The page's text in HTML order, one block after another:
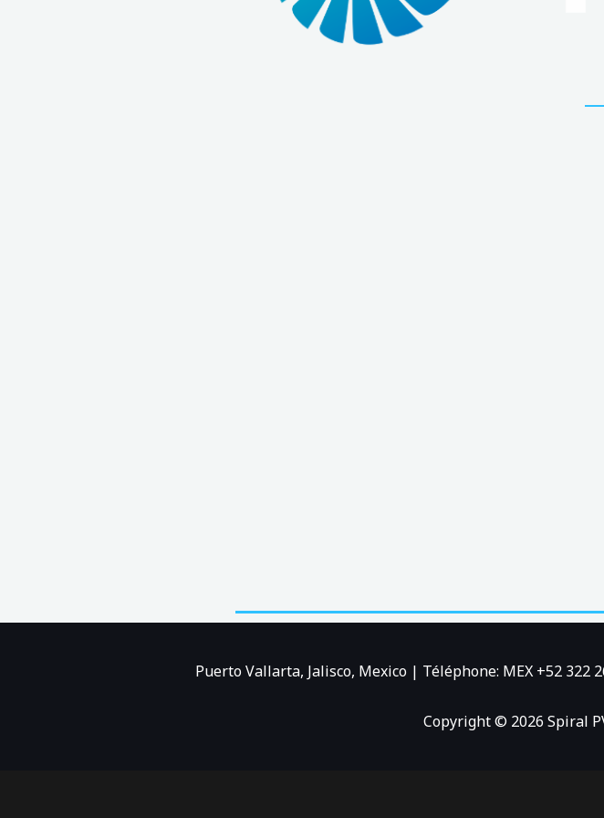
Puerto Vallarta, Jalisco, Mexico | Téléphone: MEX +52 322
Copyright © 2026 Spiral